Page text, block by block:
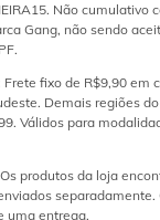
Não cumulativo
Gang, não sendo
Frete fixo de R$9,90
Demais regiões
Válidos para
Os produtos da loja
uma entrega.